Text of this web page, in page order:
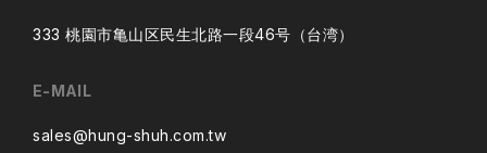
333 桃園市亀山区民生北路一段46号（台湾）
E-MAIL
sales@hung-shuh.com.tw